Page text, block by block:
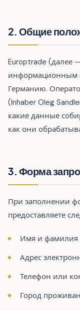
2. Общие
Europtrade (далее
информационным
Германию.
(Inhaber Oleg
какие данные
как они
3. Форма
При заполнении
предоставляете
Имя и фамилия
Адрес
Телефон или
Город